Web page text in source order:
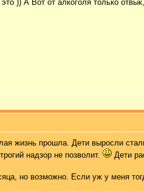
)) А Вот от алкоголя только
жизнь прошла. Дети выросли
надзор не позволит.
Дети
но возможно. Если уж у меня